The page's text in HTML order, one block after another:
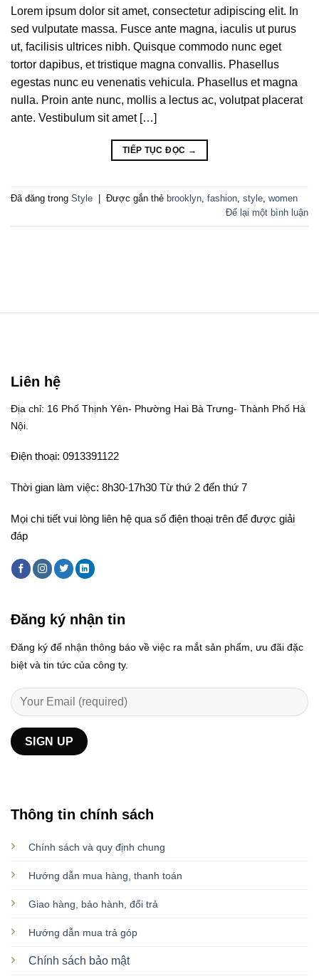
Lorem ipsum dolor sit amet, consectetur adipiscing elit. In
sed vulputate massa. Fusce ante magna, iaculis ut purus
ut, facilisis ultrices nibh. Quisque commodo nunc eget
tortor dapibus, et tristique magna convallis. Phasellus
egestas nunc eu venenatis vehicula. Phasellus et magna
nulla. Proin ante nunc, mollis a lectus ac, volutpat placerat
ante. Vestibulum sit amet […]
TIẾP TỤC ĐỌC →
Đã đăng trong Style Được gắn thẻ brooklyn, fashion, style, women
Để lại một bình luận
Liên hệ
Địa chỉ: 16 Phố Thịnh Yên- Phường Hai Bà Trưng- Thành Phố Hà
Nội.
Điện thoại: 0913391122
Thời gian làm việc: 8h30-17h30 Từ thứ 2 đến thứ 7
Mọi chi tiết vui lòng liên hệ qua số điện thoại trên để được giải
đáp
Thông tin chính sách
Chính sách và quy định chung
Hướng dẫn mua hàng, thanh toán
Giao hàng, bảo hành, đổi trả
Hướng dẫn mua trả góp
Chính sách bảo mật
Đăng ký nhận tin
Đăng ký để nhận thông báo về việc ra mắt sản phẩm, ưu đãi đặc
biệt và tin tức của công ty.